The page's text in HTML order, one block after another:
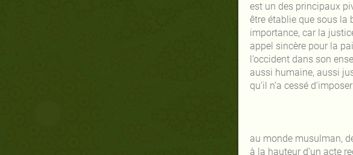
est un des principaux
être établie que sous la
importance, car la
appel sincère pour la
l’occident dans son
aussi humaine, aussi
qu’il n’a cessé
au monde musulman,
à la hauteur d’un acte